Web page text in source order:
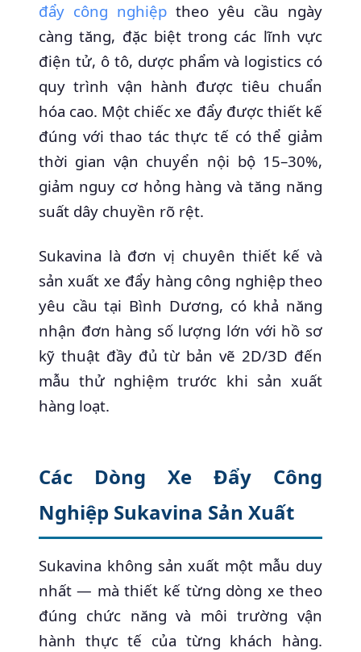
đẩy công nghiệp theo yêu cầu ngày
càng tăng, đặc biệt trong các lĩnh vực
điện tử, ô tô, dược phẩm và logistics có
quy trình vận hành được tiêu chuẩn
hóa cao. Một chiếc xe đẩy được thiết kế
đúng với thao tác thực tế có thể giảm
thời gian vận chuyển nội bộ 15–30%,
giảm nguy cơ hỏng hàng và tăng năng
suất dây chuyền rõ rệt.
Sukavina là đơn vị chuyên thiết kế và
sản xuất xe đẩy hàng công nghiệp theo
yêu cầu tại Bình Dương, có khả năng
nhận đơn hàng số lượng lớn với hồ sơ
kỹ thuật đầy đủ từ bản vẽ 2D/3D đến
mẫu thử nghiệm trước khi sản xuất
hàng loạt.
Các Dòng Xe Đẩy Công
Nghiệp Sukavina Sản Xuất
Sukavina không sản xuất một mẫu duy
nhất — mà thiết kế từng dòng xe theo
đúng chức năng và môi trường vận
hành thực tế của từng khách hàng.